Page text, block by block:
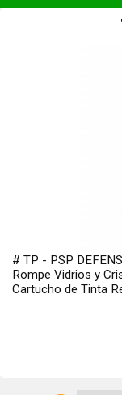
# TP - PSP
Rompe Vidrios y
Cartucho de Tinta